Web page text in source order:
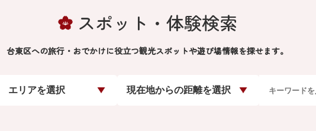
スポット・体験検索
台東区への旅行・おでかけに役立つ観光スポットや遊び場情報を探せます。
エリアを選択 現在地からの距離を選択